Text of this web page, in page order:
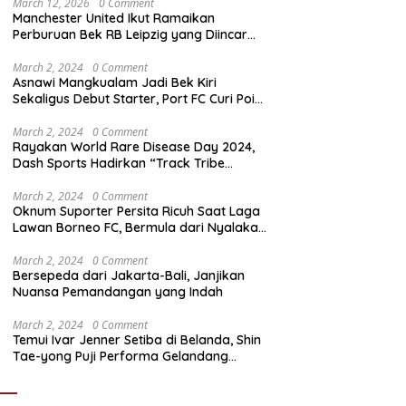
March 12, 2026 0 Comment
Manchester United Ikut Ramaikan
Perburuan Bek RB Leipzig yang Diincar
March 2, 2024 0 Comment
Asnawi Mangkualam Jadi Bek Kiri
Sekaligus Debut Starter, Port FC Curi Poin
March 2, 2024 0 Comment
Rayakan World Rare Disease Day 2024,
Dash Sports Hadirkan “Track Tribe
March 2, 2024 0 Comment
Oknum Suporter Persita Ricuh Saat Laga
Lawan Borneo FC, Bermula dari Nyalakan
March 2, 2024 0 Comment
Bersepeda dari Jakarta-Bali, Janjikan
Nuansa Pemandangan yang Indah
March 2, 2024 0 Comment
Temui Ivar Jenner Setiba di Belanda, Shin
Tae-yong Puji Performa Gelandang